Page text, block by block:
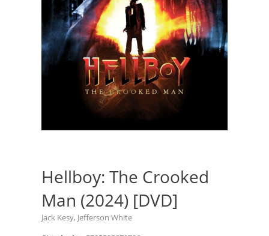
Hellboy: The Crooked
Man (2024) [DVD]
Jack Kesy, Jefferson White